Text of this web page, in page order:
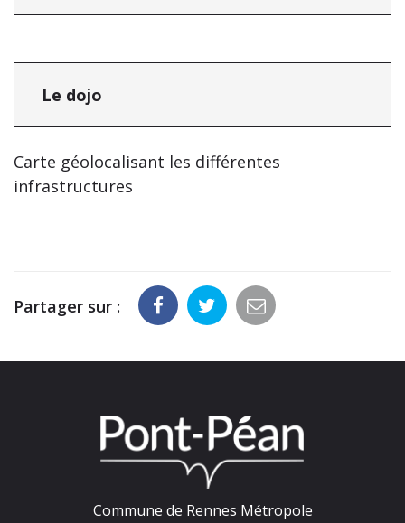
Le dojo
Carte géolocalisant les différentes
infrastructures
Partager sur :
Commune de Rennes Métropole